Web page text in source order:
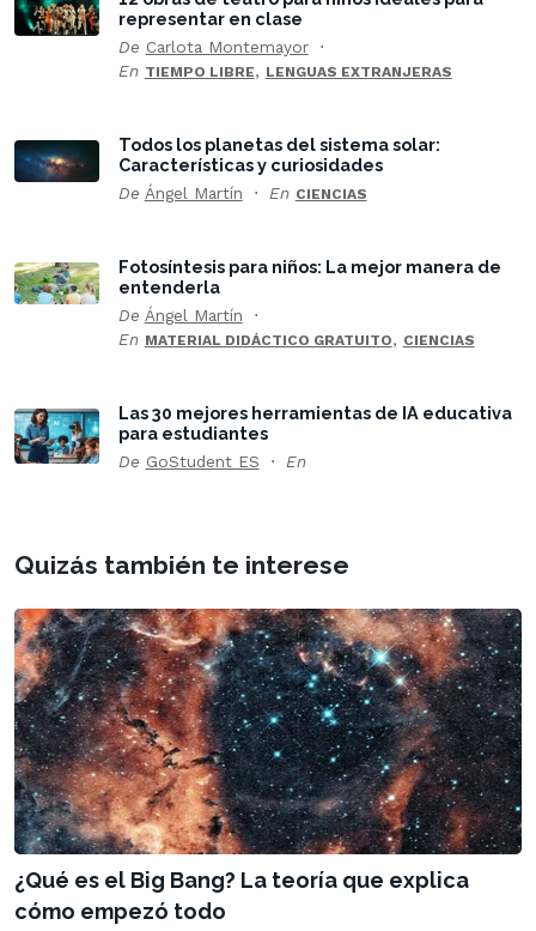
representar en clase
De Carlota Montemayor
En TIEMPO LIBRE, LENGUAS EXTRANJERAS
Todos los planetas del sistema solar:
Características y curiosidades
De Ángel Martín En CIENCIAS
Fotosíntesis para niños: La mejor manera de
entenderla
De Ángel Martín
En MATERIAL DIDÁCTICO GRATUITO, CIENCIAS
Las 30 mejores herramientas de IA educativa
para estudiantes
De GoStudent ES En
Quizás también te interese
¿Qué es el Big Bang? La teoría que explica
cómo empezó todo